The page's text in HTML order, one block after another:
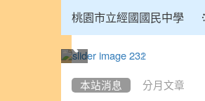
桃園市立經國國民中學
本站消息 分月文章